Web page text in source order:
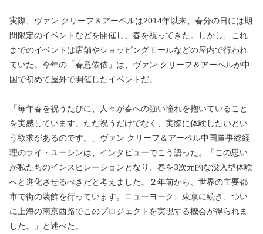
実際、ヴァン クリーフ＆アーペルは2014年以来、春分の日には期
間限定のイベントなどを開催し、春を祝ってきた。しかし、これ
までのイベントは店舗やショッピングモールなどの屋内で行われ
ていた。今年の「春意侬侬」は、ヴァン クリーフ＆アーペルが中
国で初めて屋外で開催したイベントだ。
「毎年春を祝うたびに、人々が春への強い憧れを抱いていること
を実感しています。ただ祝うだけでなく、実際に体験したいとい
う欲求があるのです。」ヴァン クリーフ＆アーペル中国董事総経
理のライ・ユーシンは、インタビューでこう語った。「この思い
が私たちのインスピレーションとなり、春を3次元的な没入型体験
へと進化させるべきだと考えました。２年前から、世界の主要都
市で街の装飾を行っています。ニューヨーク、東京に続き、つい
に上海の南京西路でこのプロジェクトを実現する機会が得られま
した。」と述べた。